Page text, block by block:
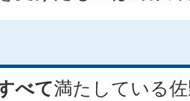
べて満たしている